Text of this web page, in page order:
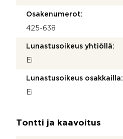
Osakenumerot:
425-638
Lunastusoikeus yhtiöllä:
Ei
Lunastusoikeus osakkailla:
Ei
Tontti ja kaavoitus